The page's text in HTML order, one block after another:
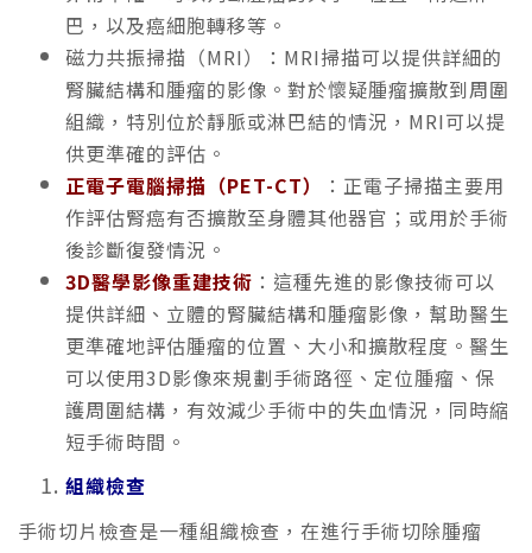
巴，以及癌細胞轉移等。
磁力共振掃描（MRI）：MRI掃描可以提供詳細的
腎臟結構和腫瘤的影像。對於懷疑腫瘤擴散到周圍
組織，特別位於靜脈或淋巴結的情況，MRI可以提
供更準確的評估。
正電子電腦掃描（PET-CT）
：正電子掃描主要用
作評估腎癌有否擴散至身體其他器官；或用於手術
後診斷復發情況。
3D醫學影像重建技術 ：這種先進的影像技術可以
提供詳細、立體的腎臟結構和腫瘤影像，幫助醫生
更準確地評估腫瘤的位置、大小和擴散程度。醫生
可以使用3D影像來規劃手術路徑、定位腫瘤、保
護周圍結構，有效減少手術中的失血情況，同時縮
短手術時間。
組織檢查
手術切片檢查是一種組織檢查，在進行手術切除腫瘤